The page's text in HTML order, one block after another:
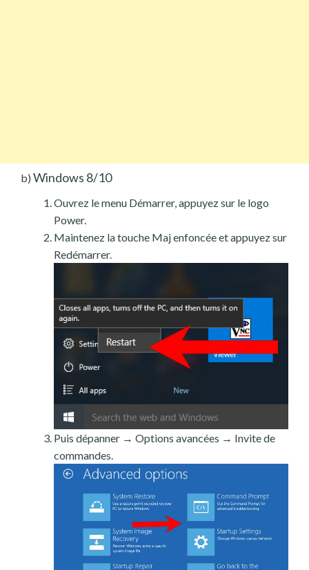
b) Windows 8/10
Ouvrez le menu Démarrer, appuyez sur le logo
Power.
Maintenez la touche Maj enfoncée et appuyez sur
Redémarrer.
Puis dépanner → Options avancées → Invite de
commandes.